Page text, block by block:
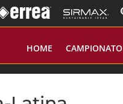
HOME CAMPIONATO